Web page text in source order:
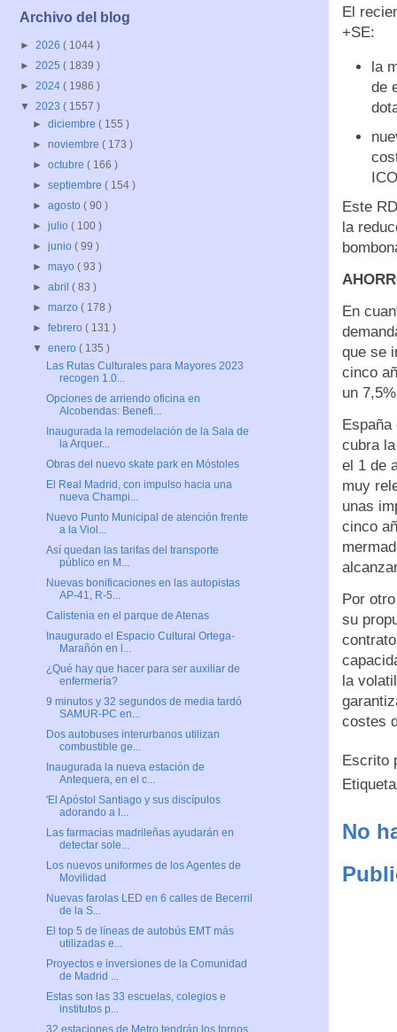
El
+SE:
la
de
Este
la
En
que se
cinco
un
cubra
el 1 de
muy
unas
cinco
Por
su
la
costes
Escrito
No
Archivo del blog
► 2026 ( 1044 )
► 2025 ( 1839 )
► 2024 ( 1986 )
▼ 2023 ( 1557 )
►diciembre( 155 )
►noviembre( 173 )
►octubre( 166 )
►septiembre( 154 )
►agosto( 90 )
►julio( 100 )
►junio( 99 )
►mayo( 93 )
►abril( 83 )
►marzo( 178 )
►febrero( 131 )
▼enero( 135 )
Las Rutas Culturales para Mayores 2023
recogen 1.0...
Opciones de arriendo oficina en
Alcobendas: Benefi...
Inaugurada la remodelación de la Sala de
la Arquer...
Obras del nuevo skate park en Móstoles
El Real Madrid, con impulso hacia una
nueva Champi...
Nuevo Punto Municipal de atención frente
a la Viol...
Así quedan las tarifas del transporte
público en M...
Nuevas bonificaciones en las autopistas
AP-41, R-5...
Calistenia en el parque de Atenas
Inaugurado el Espacio Cultural Ortega-
Marañón en l...
¿Qué hay que hacer para ser auxiliar de
enfermería?
9 minutos y 32 segundos de media tardó
SAMUR-PC en...
Dos autobuses interurbanos utilizan
combustible ge...
Inaugurada la nueva estación de
Antequera, en el c...
'El Apóstol Santiago y sus discípulos
adorando a l...
Las farmacias madrileñas ayudarán en
detectar sole...
Los nuevos uniformes de los Agentes de
Movilidad
Nuevas farolas LED en 6 calles de Becerril
de la S...
El top 5 de líneas de autobús EMT más
utilizadas e...
Proyectos e inversiones de la Comunidad
de Madrid ...
Estas son las 33 escuelas, colegios e
institutos p...